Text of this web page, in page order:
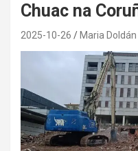
Chuac na
2025-10-26 Maria Doldán